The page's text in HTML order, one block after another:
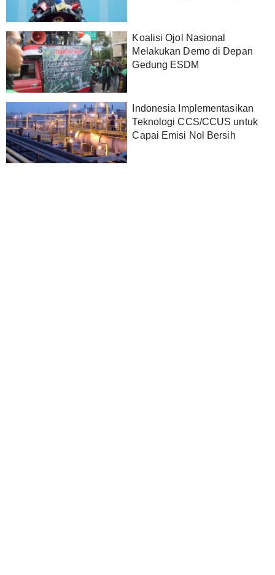
Koalisi Ojol Nasional
Melakukan Demo di Depan
Gedung ESDM
Indonesia Implementasikan
Teknologi CCS/CCUS untuk
Capai Emisi Nol Bersih